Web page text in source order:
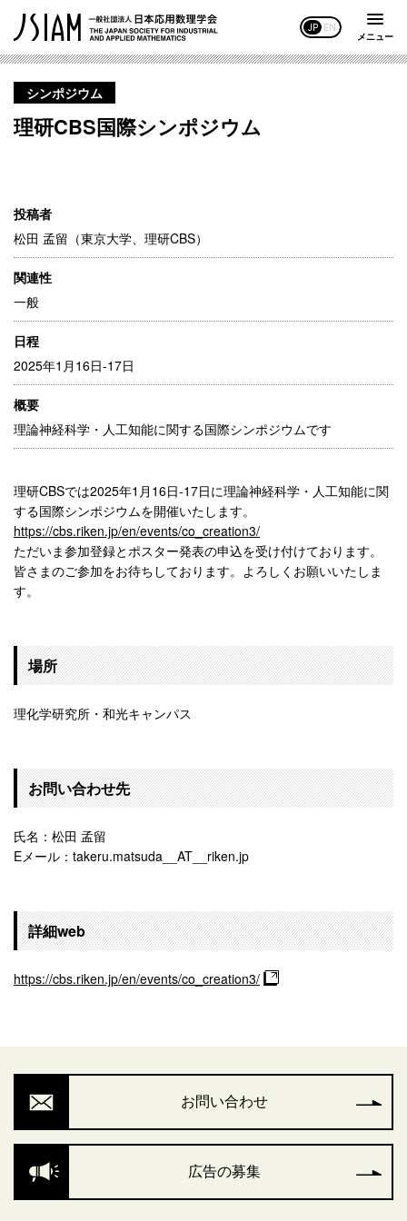
JP EN
メニュー
シンポジウム
理研CBS国際シンポジウム
投稿者
松田 孟留（東京大学、理研CBS）
関連性
一般
日程
2025年1月16日-17日
概要
理論神経科学・人工知能に関する国際シンポジウムです
理研CBSでは2025年1月16日-17日に理論神経科学・人工知能に関
する国際シンポジウムを開催いたします。
https://cbs.riken.jp/en/events/co_creation3/
ただいま参加登録とポスター発表の申込を受け付けております。
皆さまのご参加をお待ちしております。よろしくお願いいたしま
す。
場所
理化学研究所・和光キャンパス
お問い合わせ先
氏名：松田 孟留
Eメール：takeru.matsuda__AT__riken.jp
詳細web
https://cbs.riken.jp/en/events/co_creation3/
お問い合わせ
広告の募集